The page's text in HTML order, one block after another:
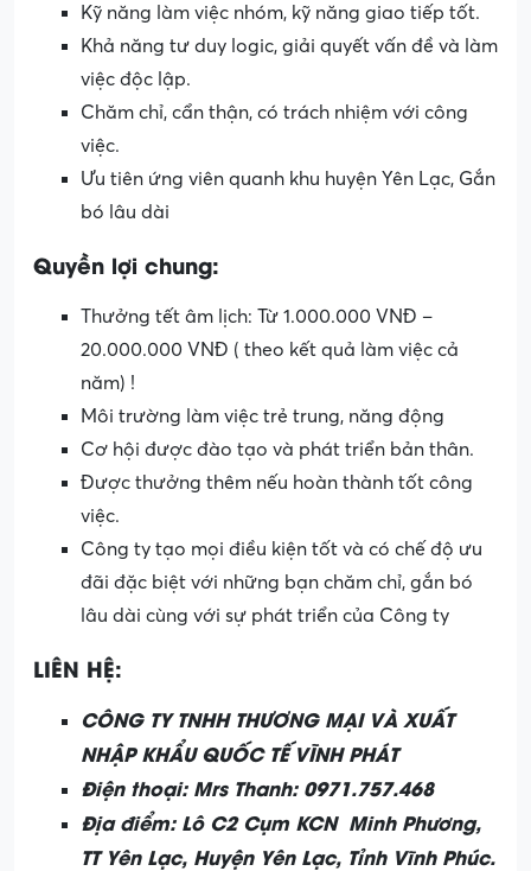
Kỹ năng làm việc nhóm, kỹ năng giao tiếp tốt.
Khả năng tư duy logic, giải quyết vấn đề và làm
việc độc lập.
Chăm chỉ, cẩn thận, có trách nhiệm với công
việc.
Ưu tiên ứng viên quanh khu huyện Yên Lạc, Gắn
bó lâu dài
Quyền lợi chung:
Thưởng tết âm lịch: Từ 1.000.000 VNĐ –
20.000.000 VNĐ ( theo kết quả làm việc cả
năm) !
Môi trường làm việc trẻ trung, năng động
Cơ hội được đào tạo và phát triển bản thân.
Được thưởng thêm nếu hoàn thành tốt công
việc.
Công ty tạo mọi điều kiện tốt và có chế độ ưu
đãi đặc biệt với những bạn chăm chỉ, gắn bó
lâu dài cùng với sự phát triển của Công ty
LIÊN HỆ:
CÔNG TY TNHH THƯƠNG MẠI VÀ XUẤT
NHẬP KHẨU QUỐC TẾ VĨNH PHÁT
Điện thoại: Mrs Thanh: 0971.757.468
Địa điểm: Lô C2 Cụm KCN Minh Phương,
TT Yên Lạc, Huyện Yên Lạc, Tỉnh Vĩnh Phúc.